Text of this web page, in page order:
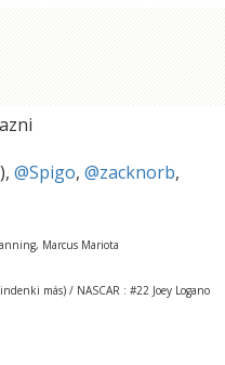
@Spigo, @zacknorb,
Marcus Mariota
más) / NASCAR : #22 Joey Logano